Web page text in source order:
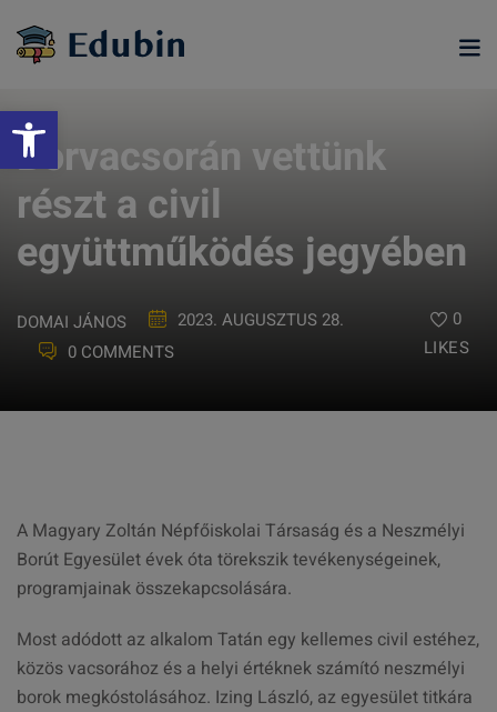
Eszköztár megnyitása
content
Borvacsorán vettünk
részt a civil
együttműködés jegyében
DOMAI JÁNOS
2023. AUGUSZTUS 28.
0 COMMENTS
0
LIKES
A Magyary Zoltán Népfőiskolai Társaság és a Neszmélyi
Borút Egyesület évek óta törekszik tevékenységeinek,
programjainak összekapcsolására.
Most adódott az alkalom Tatán egy kellemes civil estéhez,
közös vacsorához és a helyi értéknek számító neszmélyi
borok megkóstolásához. Izing László, az egyesület titkára